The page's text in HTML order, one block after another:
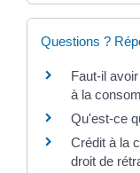
Questions ?
Faut-il
à la
Qu'est-ce
Crédit à la
droit de